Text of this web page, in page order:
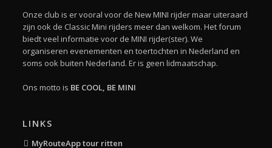
Onze club is er vooral voor de New MINI rijder maar uiteraard
zijn ook de Classic Mini rijders meer dan welkom. Het forum
biedt veel informatie voor de MINI rijder(ster). We
organiseren evenementen en toertochten in Nederland en
soms ook buiten Nederland. Er is geen lidmaatschap.
Ons motto is BE COOL, BE MINI
LINKS
MyRouteApp tour ritten